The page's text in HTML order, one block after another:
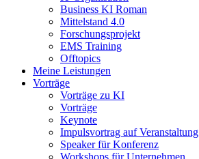
Business KI Roman
Mittelstand 4.0
Forschungsprojekt
EMS Training
Offtopics
Meine Leistungen
Vorträge
Vorträge zu KI
Vorträge
Keynote
Impulsvortrag auf Veranstaltung
Speaker für Konferenz
Workshops für Unternehmen